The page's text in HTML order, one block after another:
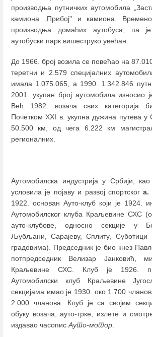
производња путничких аутомобила
камиона „Прибој" и камиона.
производња домаћих аутобуса, па
аутобуски парк вишеструко увећан.
До 1966. број возила се повећао на
теретни и 2.579 специјалних
имала 1.075.065, а 1990. 1.342.846
2001. укупан број аутомобила износио
Већ 1982. возача свих категорија
Почетком XXI в. укупна дужина путева у
50.500 км, од чега 6.222 км
регионалних.
Аутомобилска индустрија у Србији,
условила је појаву и развој спортскога.
1922. основан Ауто-клуб који је 1924.
Аутомобилског клуба Краљевине СХС
ауто-клубове, односно секције у
Љубљани, Сарајеву, Сплиту, Суботици
градовима). Председник је био кнез
потпредседник Велизар Јанковић,
Краљевине СХС. Клуб је 1926.
Аутомобилски клуб Краљевине
секцијама имао је 1930. око 1.700
2.000 чланова. Клуб је са својим
обуку возача, ауто-трке, излете и
издавао часопис Ауто-мотор